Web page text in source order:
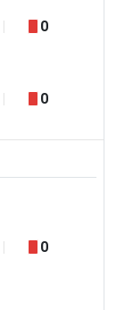
0
0
0